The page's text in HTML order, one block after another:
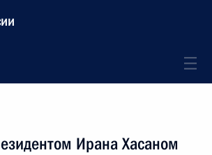
Ирана Хасаном